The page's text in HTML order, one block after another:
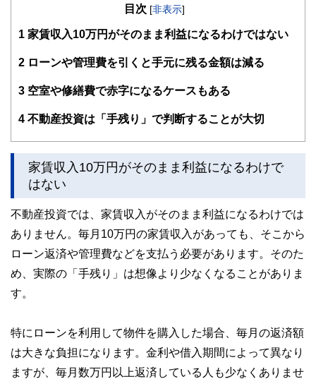
知識がない方でも理解できるようわかりやすく発信していま
得者を中心に「お金や暮らし」に関する書籍・雑誌の編集経
験者で構成され、企画立案から記事掲載まですべての工程に
関わることで、読者目線のコンテンツを追求しています。
護士、税理士、宅地建物取引士、相続診断士、住宅ローンア
かしく感じられる年金や税金、相続、保険、ローンなどの話
このように編集経験豊富なメンバーと金融や経済に精通した
執筆者・監修者による執筆体制を築くことで、内容のわかり
やすさはもちろんのこと、読み応えのあるコンテンツと確か
私たちは、快適でより良い生活のアイデアを提供するお金の
コンシェルジュを目指します。
目次 [非表示]
1 家賃収入10万円がそのまま利益になるわけではない
2 ローンや管理費を引くと手元に残る金額は減る
3 空室や修繕費で赤字になるケースもある
4 不動産投資は「手残り」で判断することが大切
家賃収入10万円がそのまま利益になるわけで
はない
不動産投資では、家賃収入がそのまま利益になるわけでは
ありません。毎月10万円の家賃収入があっても、そこから
ローン返済や管理費などを支払う必要があります。そのた
め、実際の「手残り」は想像より少なくなることがありま
す。
特にローンを利用して物件を購入した場合、毎月の返済額
は大きな負担になります。金利や借入期間によって異なり
ますが、毎月数万円以上返済している人も少なくありませ